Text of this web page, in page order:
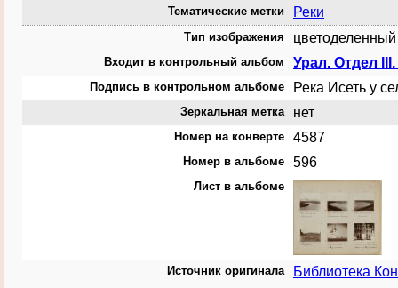
Тематические метки Реки
Тип изображения
Входит в контрольный альбом Урал. Отдел
Подпись в контрольном альбоме Река Исеть у
Зеркальная метка нет
Номер на конверте 4587
Номер в альбоме 596
Лист в альбоме
Источник оригинала Библиотека